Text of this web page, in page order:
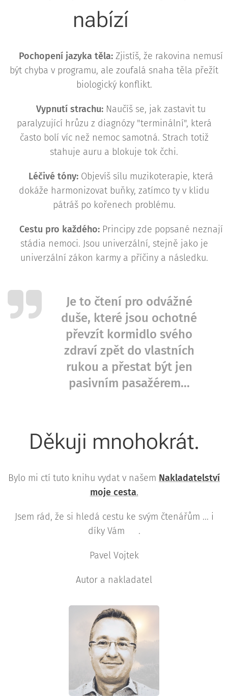
nabízí❔️
Pochopení jazyka těla: Zjistíš, že rakovina nemusí
být chyba v programu, ale zoufalá snaha těla přežít
biologický konflikt.
Vypnutí strachu: Naučíš se, jak zastavit tu
paralyzující hrůzu z diagnózy "terminální", která
často bolí víc než nemoc samotná. Strach totiž
stahuje auru a blokuje tok čchi.
Léčivé tóny: Objevíš sílu muzikoterapie, která
dokáže harmonizovat buňky, zatímco ty v klidu
pátráš po kořenech problému.
Cestu pro každého:Principy zde popsané neznají
stádia nemoci. Jsou univerzální, stejně jako je
univerzální zákon karmy a příčiny a následku.
Je to čtení pro odvážné
duše, které jsou ochotné
převzít kormidlo svého
zdraví zpět do vlastních
rukou a přestat být jen
pasivním pasažérem...
Děkuji mnohokrát.
Bylo mi ctí tuto knihu vydat v našem Nakladatelství
moje cesta.
Jsem rád, že si hledá cestu ke svým čtenářům ... i
díky Vám 🤍.
Pavel Vojtek
Autor a nakladatel